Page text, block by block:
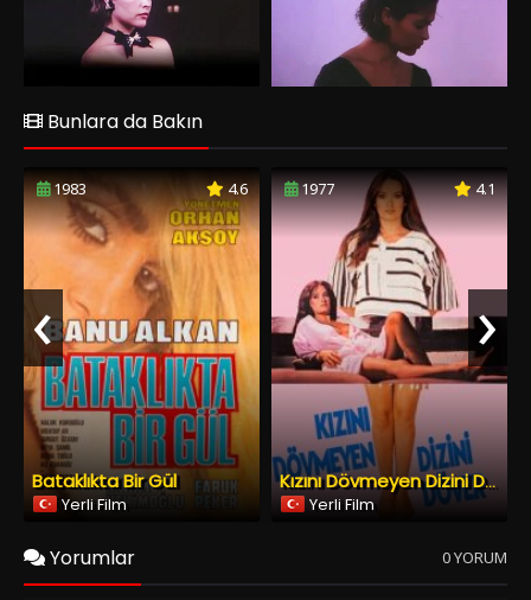
Bataklıkta Bir Gül
Yerli Film
Yerli Film
‹ ›
Yorumlar 0 YORUM